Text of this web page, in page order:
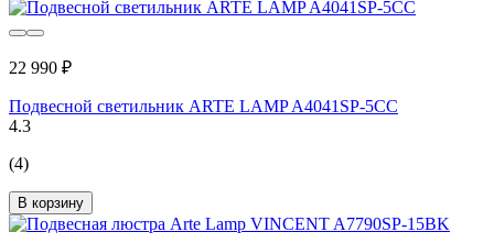
22 990 ₽
Подвесной светильник ARTE LAMP A4041SP-5CC
4.3
(4)
В корзину